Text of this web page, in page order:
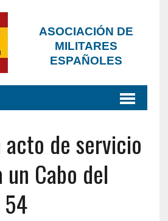
ASOCIACIÓN DE
MILITARES
ESPAÑOLES
acto de servicio
un Cabo del